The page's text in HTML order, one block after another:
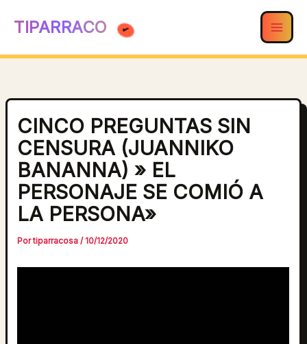
TIPARRACO
CINCO PREGUNTAS SIN
CENSURA (JUANNIKO
BANANNA) » EL
PERSONAJE SE COMIÓ A
LA PERSONA»
Portiparracosa/10/12/2020